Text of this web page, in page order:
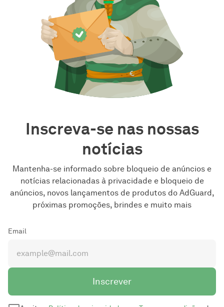
Inscreva-se nas nossas
notícias
Mantenha-se informado sobre bloqueio de anúncios e
notícias relacionadas à privacidade e bloqueio de
anúncios, novos lançamentos de produtos do AdGuard,
próximas promoções, brindes e muito mais
Email
Inscrever